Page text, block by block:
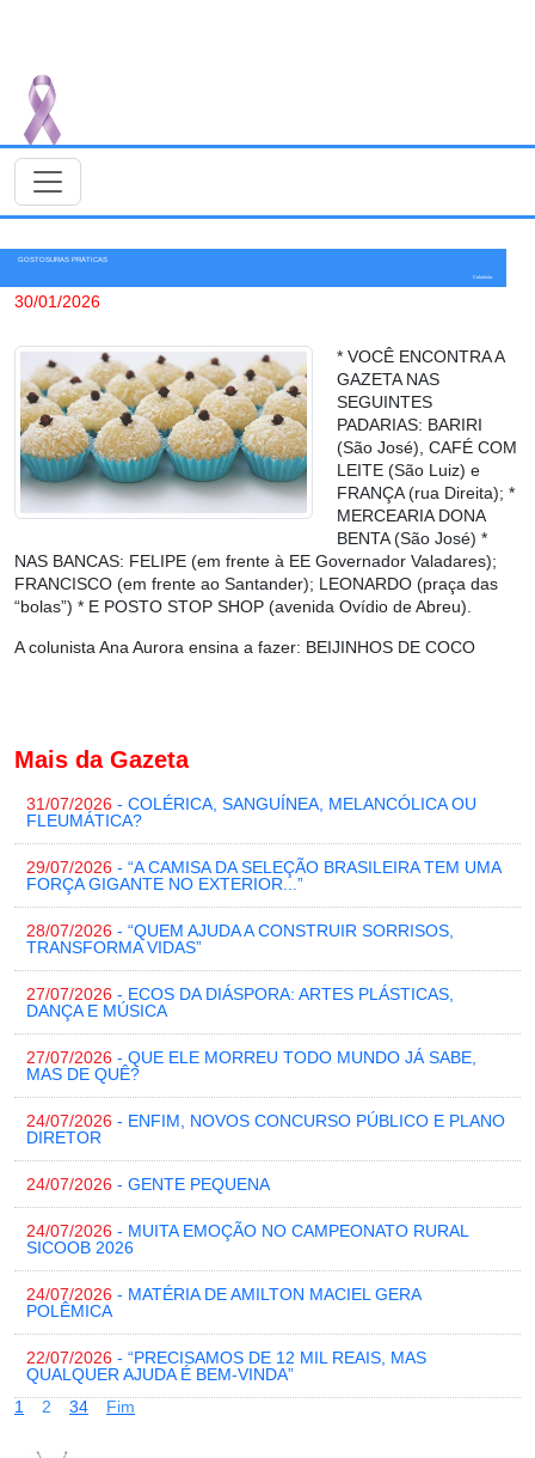
GOSTOSURAS PRÁTICAS
Colunista
30/01/2026
* VOCÊ ENCONTRA A
GAZETA NAS
SEGUINTES
PADARIAS: BARIRI
(São José), CAFÉ COM
LEITE (São Luiz) e
FRANÇA (rua Direita); *
MERCEARIA DONA
BENTA (São José) *
NAS BANCAS: FELIPE (em frente à EE Governador Valadares);
FRANCISCO (em frente ao Santander); LEONARDO (praça das
“bolas”) * E POSTO STOP SHOP (avenida Ovídio de Abreu).
A colunista Ana Aurora ensina a fazer: BEIJINHOS DE COCO
Mais da Gazeta
31/07/2026 - COLÉRICA, SANGUÍNEA, MELANCÓLICA OU
FLEUMÁTICA?
29/07/2026 - “A CAMISA DA SELEÇÃO BRASILEIRA TEM UMA
FORÇA GIGANTE NO EXTERIOR...”
28/07/2026 - “QUEM AJUDA A CONSTRUIR SORRISOS,
TRANSFORMA VIDAS”
27/07/2026 - ECOS DA DIÁSPORA: ARTES PLÁSTICAS,
DANÇA E MÚSICA
27/07/2026 - QUE ELE MORREU TODO MUNDO JÁ SABE,
MAS DE QUÊ?
24/07/2026 - ENFIM, NOVOS CONCURSO PÚBLICO E PLANO
DIRETOR
24/07/2026 - GENTE PEQUENA
24/07/2026 - MUITA EMOÇÃO NO CAMPEONATO RURAL
SICOOB 2026
24/07/2026 - MATÉRIA DE AMILTON MACIEL GERA
POLÊMICA
22/07/2026 - “PRECISAMOS DE 12 MIL REAIS, MAS
QUALQUER AJUDA É BEM-VINDA”
1
2 34 Fim